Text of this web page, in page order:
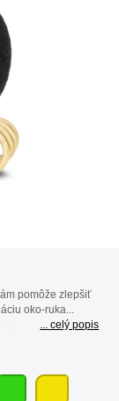
pomôže zlepšiť
oko-ruka...
... celý popis